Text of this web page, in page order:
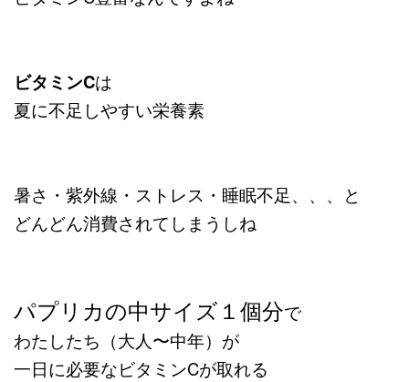
ビタミンCは
夏に不足しやすい栄養素
暑さ・紫外線・ストレス・睡眠不足、、、と
どんどん消費されてしまうしね
パプリカの中サイズ１個分で
わたしたち（大人〜中年）が
一日に必要なビタミンCが取れる